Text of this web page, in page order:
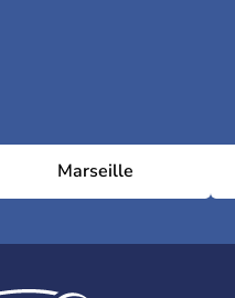
Marseille